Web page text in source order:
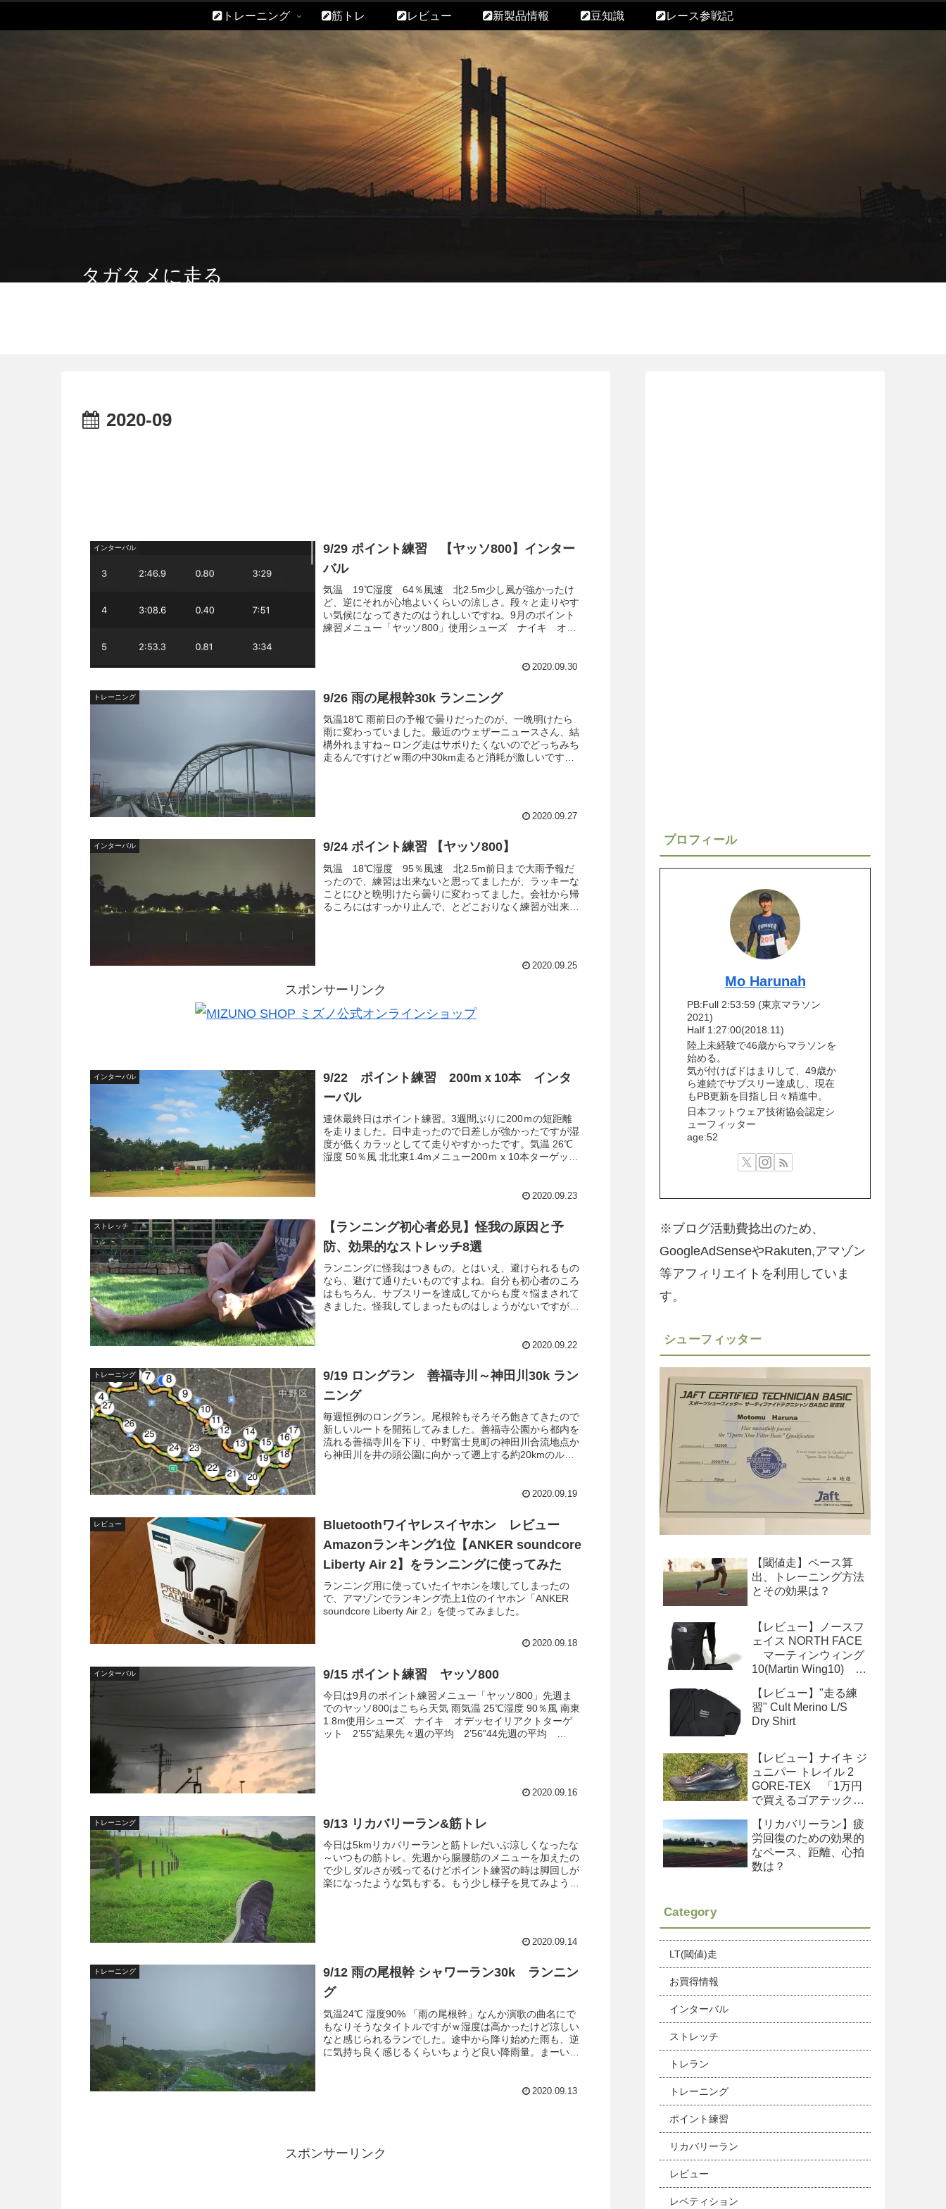
タガタメに走る
トレーニング 筋トレ レビュー 新製品情報 豆知識 レース参戦記
2020-09
インターバル
9/29 ポイント練習 【ヤッソ800】インター
バル
気温 19℃湿度 64％風速 北2.5m少し風が強かったけ
ど、逆にそれが心地よいくらいの涼しさ。段々と走りやす
い気候になってきたのはうれしいですね。9月のポイント
練習メニュー「ヤッソ800」使用シューズ ナイキ オデ
2020.09.30
トレーニング 9/26 雨の尾根幹30k ランニング
気温18℃ 雨前日の予報で曇りだったのが、一晩明けたら
雨に変わっていました。最近のウェザーニュースさん、結
構外れますね～ロング走はサボりたくないのでどっちみち
走るんですけどｗ雨の中30km走ると消耗が激しいです。
2020.09.27
インターバル 9/24 ポイント練習 【ヤッソ800】
気温 18℃湿度 95％風速 北2.5m前日まで大雨予報だ
ったので、練習は出来ないと思ってましたが、ラッキーな
ことにひと晩明けたら曇りに変わってました。会社から帰
るころにはすっかり止んで、とどこおりなく練習が出来ま
2020.09.25
スポンサーリンク
インターバル
9/22 ポイント練習 200mｘ10本 インタ
ーバル
連休最終日はポイント練習。3週間ぶりに200ｍの短距離
を走りました。日中走ったので日差しが強かったですが湿
度が低くカラッとしてて走りやすかったです。気温 26℃
湿度 50％風 北北東1.4mメニュー200ｍ x 10本ターゲッ
2020.09.23
ストレッチ
【ランニング初心者必見】怪我の原因と予
防、効果的なストレッチ8選
ランニングに怪我はつきもの。とはいえ、避けられるもの
なら、避けて通りたいものですよね。自分も初心者のころ
はもちろん、サブスリーを達成してからも度々悩まされて
きました。怪我してしまったものはしょうがないですが、
シューフィッターとして学んだ知識と自分の経験を踏まえ
2020.09.22
トレーニング
9/19 ロングラン 善福寺川～神田川30k ラン
ニング
毎週恒例のロングラン。尾根幹もそろそろ飽きてきたので
新しいルートを開拓してみました。善福寺公園から都内を
流れる善福寺川を下り、中野富士見町の神田川合流地点か
ら神田川を井の頭公園に向かって遡上する約20kmのルー
2020.09.19
レビュー
Bluetoothワイヤレスイヤホン レビュー
Amazonランキング1位【ANKER soundcore
Liberty Air 2】をランニングに使ってみた
ランニング用に使っていたイヤホンを壊してしまったの
で、アマゾンでランキング売上1位のイヤホン「ANKER
soundcore Liberty Air 2」を使ってみました。
2020.09.18
インターバル 9/15 ポイント練習 ヤッソ800
今日は9月のポイント練習メニュー「ヤッソ800」先週ま
でのヤッソ800はこちら天気 雨気温 25℃湿度 90％風 南東
1.8m使用シューズ ナイキ オデッセイリアクトターゲ
ット 2’55”結果先々週の平均 2’56”44先週の平均
2020.09.16
トレーニング 9/13 リカバリーラン&筋トレ
今日は5kmリカバリーランと筋トレだいぶ涼しくなったな
～いつもの筋トレ。先週から腸腰筋のメニューを加えたの
で少しダルさが残ってるけどポイント練習の時は脚回しが
楽になったような気もする。もう少し様子を見てみよう。
2020.09.14
トレーニング
9/12 雨の尾根幹 シャワーラン30k ランニン
グ
気温24℃ 湿度90% 「雨の尾根幹」なんか演歌の曲名にで
もなりそうなタイトルですがｗ湿度は高かったけど涼しい
なと感じられるランでした。途中から降り始めた雨も、逆
に気持ち良く感じるくらいちょうど良い降雨量。まーいつ
2020.09.13
スポンサーリンク
プロフィール
Mo Harunah
PB:Full 2:53:59 (東京マラソン
2021)
Half 1:27:00(2018.11)
陸上未経験で46歳からマラソンを
始める。
気が付けばドはまりして、49歳か
ら連続でサブスリー達成し、現在
もPB更新を目指し日々精進中。
日本フットウェア技術協会認定シ
ューフィッター
age:52
※ブログ活動費捻出のため、
GoogleAdSenseやRakuten,アマゾン
等アフィリエイトを利用していま
す。
シューフィッター
【閾値走】ペース算
出、トレーニング方法
とその効果は？
【レビュー】ノースフ
ェイス NORTH FACE
マーティンウィング
10(Martin Wing10) サ
使い方
【レビュー】"走る練
習" Cult Merino L/S
Dry Shirt
【レビュー】ナイキ ジ
ュニパー トレイル 2
GORE-TEX 「1万円
で買えるゴアテックス
【リカバリーラン】疲
労回復のための効果的
なペース、距離、心拍
数は？
Category
LT(閾値)走
お買得情報
インターバル
ストレッチ
トレラン
トレーニング
ポイント練習
リカバリーラン
レビュー
レペティション